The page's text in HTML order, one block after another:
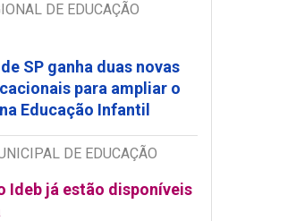
DE EDUCAÇÃO
SP ganha duas novas
para ampliar o
Educação Infantil
DE EDUCAÇÃO
Ideb já estão disponíveis